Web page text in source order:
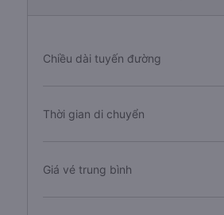
Chiều dài tuyến đường
Thời gian di chuyển
Giá vé trung bình